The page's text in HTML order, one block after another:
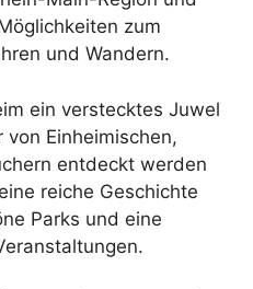
zum
und Wandern.
ein verstecktes Juwel
Einheimischen,
entdeckt werden
reiche Geschichte
Parks und eine